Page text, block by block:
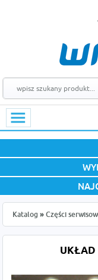
Katalog » Części
UKŁAD